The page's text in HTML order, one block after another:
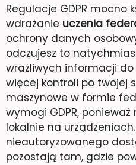
Regulacje GDPR mocno
wdrażanie uczenia
ochrony danych
odczujesz to
wrażliwych informacji
więcej kontroli po twojej
maszynowe w formie
wymogi GDPR,
lokalnie na urządzeniach.
nieautoryzowanego
pozostają tam, gdzie